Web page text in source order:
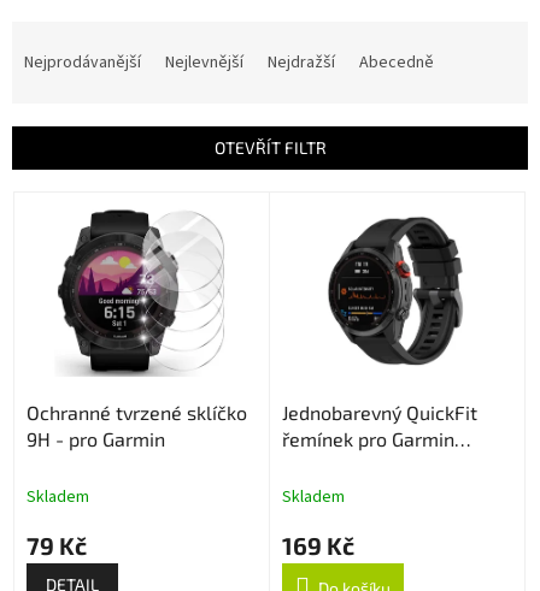
í
Nejprodávanější Nejlevnější Nejdražší Abecedně
OTEVŘÍT FILTR
Ochranné tvrzené sklíčko
9H - pro Garmin
Skladem
79 Kč
DETAIL
Jednobarevný QuickFit
řemínek pro Garmin
Skladem
169 Kč